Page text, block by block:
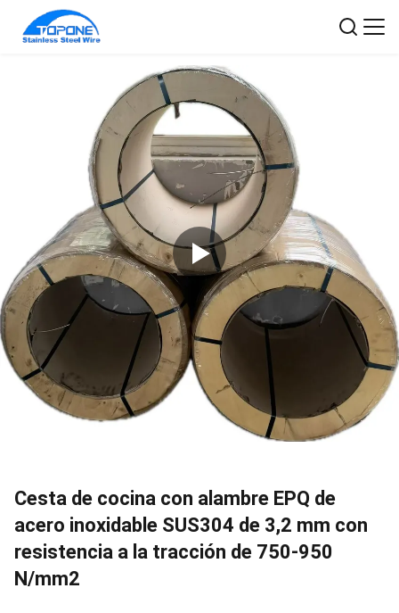
Cesta de cocina con alambre EPQ de
acero inoxidable SUS304 de 3,2 mm con
resistencia a la tracción de 750-950
N/mm2